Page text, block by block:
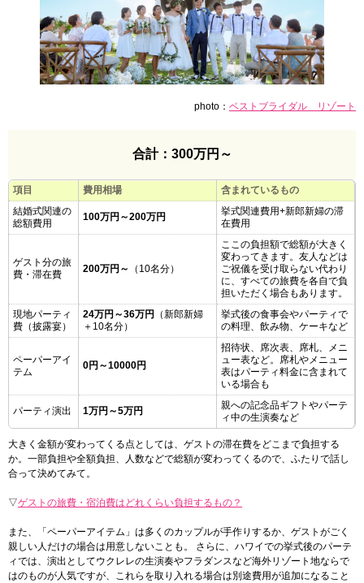
photo： ベストブライダル リゾート
合計：300万円～
項目 費用相場
含まれているもの
結婚式関連の
総額費用
100万円～200万円
挙式関連費用+新郎新婦の滞
在費用
ゲスト分の旅
費・滞在費
200万円～ （10名分）
ここの負担額で総額が大きく
変わってきます。友人などは
ご祝儀を受け取らない代わり
に、すべての旅費を各自で負
担いただく場合もあります。
現地パーティ
費（披露宴）
24万円～36万円
（新郎新婦
＋10名分）
挙式後の食事会やパーティで
の料理、飲み物、ケーキなど
ペーパーアイ
テム
0円～10000円
招待状、席次表、席札、メニ
ュー表など。席札やメニュー
表はパーティ料金に含まれて
いる場合も
パーティ演出 1万円～5万円
親への記念品ギフトやパーテ
ィ中の生演奏など
大きく金額が変わってくる点としては、ゲストの滞在費をどこまで負担する
か。一部負担や全額負担、人数などで総額が変わってくるので、ふたりで話し
合って決めてみて。
▽ゲストの旅費・宿泊費はどれくらい負担するもの？
また、「ペーパーアイテム」は多くのカップルが手作りするか、ゲストがごく
親しい人だけの場合は用意しないことも。 さらに、ハワイでの挙式後のパーテ
ィでは、演出としてウクレレの生演奏やフラダンスなど海外リゾート地ならで
はのものが人気ですが、これらを取り入れる場合は別途費用が追加になること